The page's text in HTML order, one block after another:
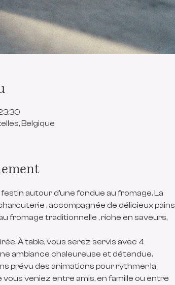
Belgique
autour d’une fondue au fromage. La
, accompagnée de délicieux pains
fromage traditionnelle , riche en saveurs,
À table, vous serez servis avec 4
ambiance chaleureuse et détendue.
prévu des animations pour rythmer la
veniez entre amis, en famille ou entre